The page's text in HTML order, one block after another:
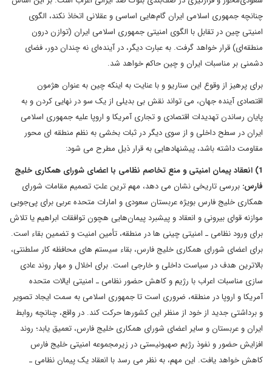
چنانچه جمهوری اسلامی ایران گام‌هایی اساسی و عقلانی اتخاذ نکند، الگوی
امنیتی چین در تقابل با الگوی امنیتی جمهوری اسلامی ایران (توازن درون
منطقه‌ای) قرار خواهد گرفت. به عبارت دیگر، در آینده‌ای نه چندان دور، فضای
دشمنی بر مناسبات ایران و چین حاکم خواهد شد.
برای پرهیز از وقوع این سناریو و با عنایت به اینکه چین به عنوان هژمون
اقتصادی آینده جهان، می تواند نقش بی بدیلی از یک سو در نهایی کردن و به
پایان رساندن تهدیدات اقتصادی و تجاری آمریکا و اروپا علیه جمهوری اسلامی
ایران در سطح داخلی و از سوی دیگر در ثبات بخشی به نظم منطقه ای محور
مقاومت داشته باشد، پیشنهادهایی به قرار ذیل مطرح می شود:
1) انعقاد پیمان امنیتی و منع تخاصم نظامی با اعضای شورای همکاری خلیج
فارس: بررسی تاریخی نشان می دهد، مهم ترین علتِ تصمیم مقامات شورای
همکاری خلیج فارس بویژه عربستان سعودی و امارات متحده عربی برای پی‌جویی
موازنه قوای بیرونی و انعقاد و پیشبرد پیمان‌هایی هچون توافقات ابراهیم یا تلاش
برای ورود نظامی ـ امنیتی چینی ها در منطقه، تأمین امنیت و تضمین بقاء است.
برای اعضای شورای همکاری خلیج فارس، بقاء سیستم های محافظه کار سلطنتی،
بالاترین هدف در سیاست داخلی و خارجی است. برای اخلال و مهار روند عادی
سازی مناسبات اعراب با رژیم و کاهش حضور نظامی ـ امنیتی ایالات متحده
آمریکا و اروپا در منطقه، ضروری است تا جمهوری اسلامی به سمت ایجاد تصویر
و برداشتی جدید از خود از منظر این کشورها حرکت کند. در واقع، چنانچه روابط
ایران و عربستان و سایر اعضای شورای همکاری خلیج فارس، تعمیق یابد؛ روند
افزایش حضور و نفوذ رژیم صهیونیستی در زیرمجموعه امنیتی خلیج فارس
کاهش خواهد یافت. این مهم، به نظر می رسد با انعقاد یک پیمان نظامی ـ